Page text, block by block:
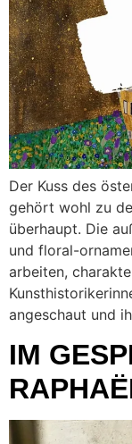
Der Kuss des
gehört wohl zu
überhaupt. Die
und floral-
arbeiten,
angeschaut und
IM